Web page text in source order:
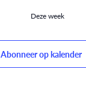
Deze week
Abonneer op kalender